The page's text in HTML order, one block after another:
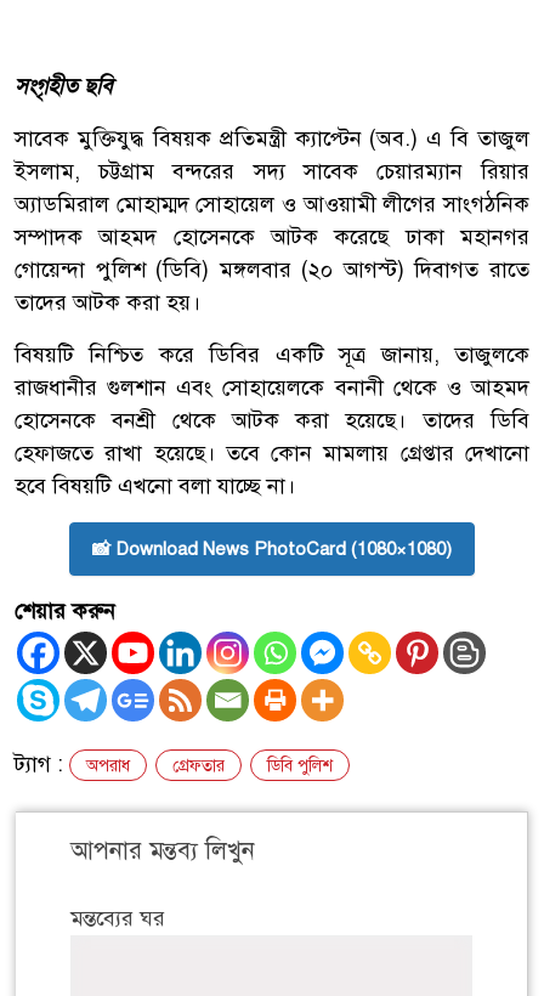
সংগৃহীত ছবি
সাবেক মুক্তিযুদ্ধ বিষয়ক প্রতিমন্ত্রী ক্যাপ্টেন (অব.) এ বি তাজুল
ইসলাম, চট্টগ্রাম বন্দরের সদ্য সাবেক চেয়ারম্যান রিয়ার
অ্যাডমিরাল মোহাম্মদ সোহায়েল ও আওয়ামী লীগের সাংগঠনিক
সম্পাদক আহমদ হোসেনকে আটক করেছে ঢাকা মহানগর
গোয়েন্দা পুলিশ (ডিবি) মঙ্গলবার (২০ আগস্ট) দিবাগত রাতে
তাদের আটক করা হয়।
বিষয়টি নিশ্চিত করে ডিবির একটি সূত্র জানায়, তাজুলকে
রাজধানীর গুলশান এবং সোহায়েলকে বনানী থেকে ও আহমদ
হোসেনকে বনশ্রী থেকে আটক করা হয়েছে। তাদের ডিবি
হেফাজতে রাখা হয়েছে। তবে কোন মামলায় গ্রেপ্তার দেখানো
হবে বিষয়টি এখনো বলা যাচ্ছে না।
📸 Download News PhotoCard (1080×1080)
শেয়ার করুন
ট্যাগ : অপরাধ গ্রেফতার ডিবি পুলিশ
আপনার মন্তব্য লিখুন
মন্তব্যের ঘর